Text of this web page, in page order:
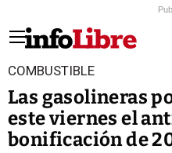
COMBUSTIBLE
Las gasolineras
este viernes el
bonificación de